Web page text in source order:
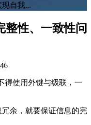
自我...
整性、一致性问
得使用外键与级联，一
冗余，就要保证信息的完